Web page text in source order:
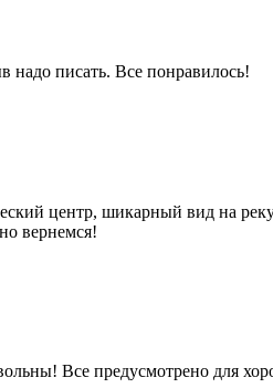
надо писать. Все понравилось!
центр, шикарный вид на
вернемся!
Все предусмотрено для